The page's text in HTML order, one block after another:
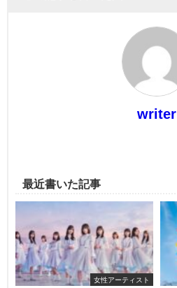
writer
最近書いた記事
女性アーティスト